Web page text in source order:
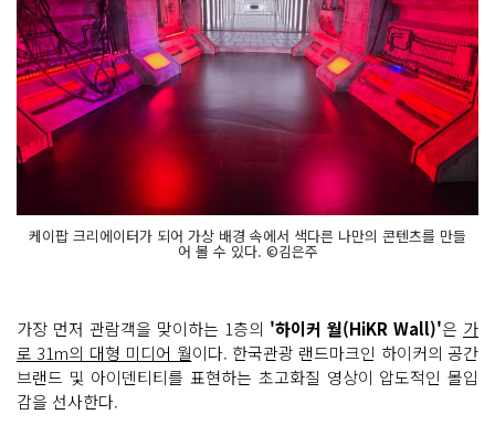
케이팝 크리에이터가 되어 가상 배경 속에서 색다른 나만의 콘텐츠를 만들
어 볼 수 있다. ©김은주
가장 먼저 관람객을 맞이하는 1층의 '하이커 월(HiKR Wall)'은 가
로 31m의 대형 미디어 월이다. 한국관광 랜드마크인 하이커의 공간
브랜드 및 아이덴티티를 표현하는 초고화질 영상이 압도적인 몰입
감을 선사한다.